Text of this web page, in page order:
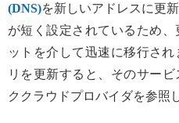
(DNS)を新しいアドレスに更
が短く設定されているため
ットを介して迅速に移行さ
リを更新すると、そのサー
ククラウドプロバイダを参照